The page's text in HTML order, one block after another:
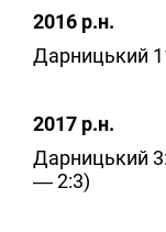
2016 р.н.
Дарницький
2017 р.н.
Дарницький
— 2:3)